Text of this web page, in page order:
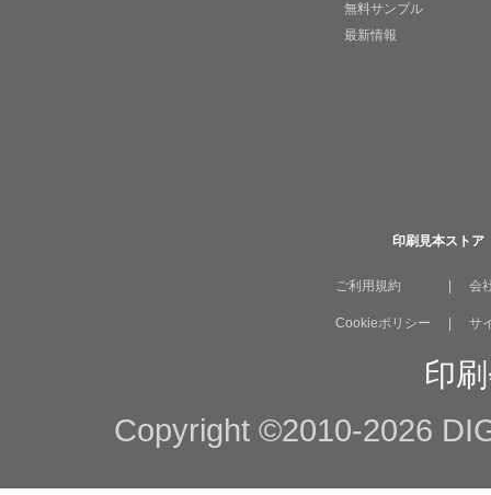
無料サンプル
最新情報
印刷見本ストア
ご利用規約 会
Cookieポリシー サ
印
Copyright ©2010-2026